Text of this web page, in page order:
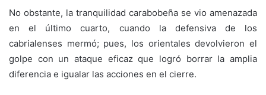
No obstante, la tranquilidad carabobeña se vio amenazada
en el último cuarto, cuando la defensiva de los
cabrialenses mermó; pues, los orientales devolvieron el
golpe con un ataque eficaz que logró borrar la amplia
diferencia e igualar las acciones en el cierre.